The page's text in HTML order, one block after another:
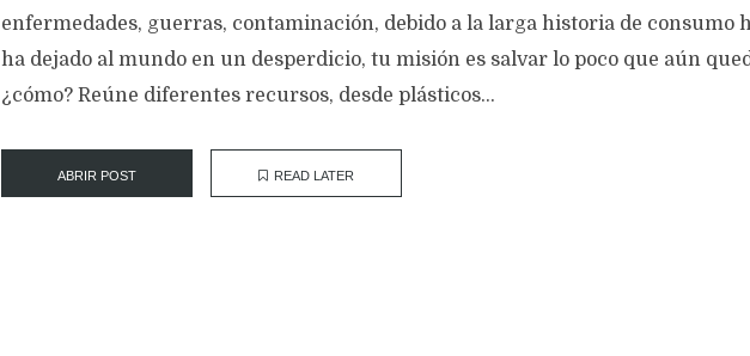
enfermedades, guerras, contaminación, debido a la larga historia de consumo
ha dejado al mundo en un desperdicio, tu misión es salvar lo poco que aún
¿cómo? Reúne diferentes recursos, desde plásticos...
ABRIR POST READ LATER